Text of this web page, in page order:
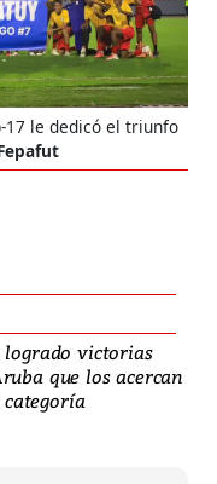
17 le dedicó el triunfo
logrado victorias
que los acercan